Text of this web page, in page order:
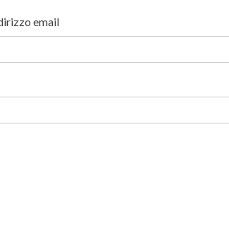
email